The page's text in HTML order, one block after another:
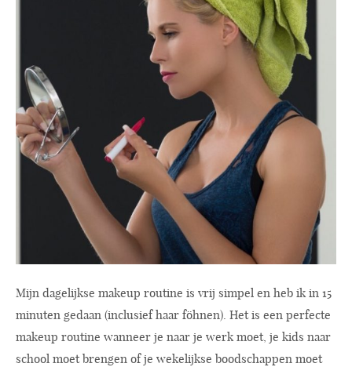
Mijn dagelijkse makeup routine is vrij simpel en heb ik in 15
minuten gedaan (inclusief haar föhnen). Het is een perfecte
makeup routine wanneer je naar je werk moet, je kids naar
school moet brengen of je wekelijkse boodschappen moet